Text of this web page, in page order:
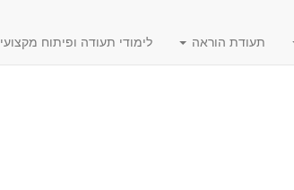
תעודת הוראה לימודי תעודה ופיתוח מקצועי